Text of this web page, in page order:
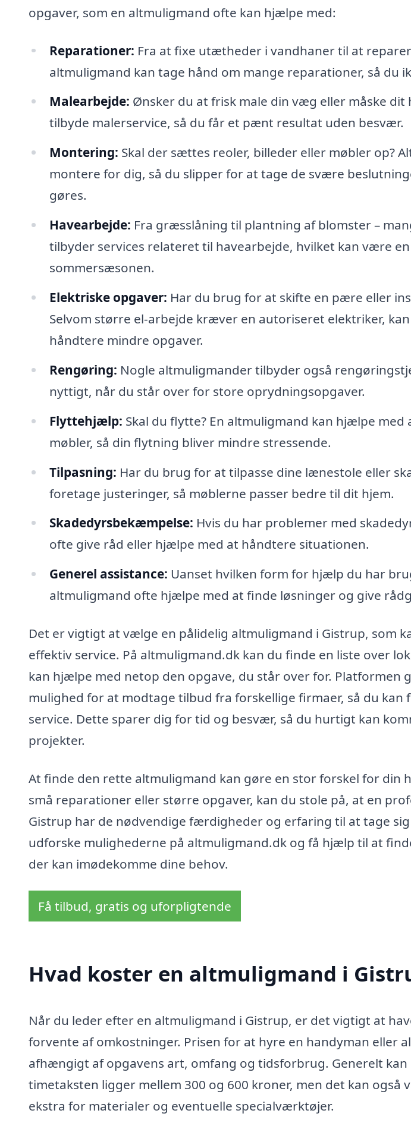
opgaver, som en altmuligmand ofte kan hjælpe med:
Reparationer: Fra at fixe utætheder i vandhaner til at
altmuligmand kan tage hånd om mange reparationer, så du
Malearbejde: Ønsker du at frisk male din væg eller måske dit
tilbyde malerservice, så du får et pænt resultat uden besvær.
Montering: Skal der sættes reoler, billeder eller møbler op?
montere for dig, så du slipper for at tage de svære
gøres.
Havearbejde: Fra græsslåning til plantning af blomster –
tilbyder services relateret til havearbejde, hvilket kan være
sommersæsonen.
Elektriske opgaver: Har du brug for at skifte en pære eller
Selvom større el-arbejde kræver en autoriseret elektriker,
håndtere mindre opgaver.
Rengøring: Nogle altmuligmander tilbyder også
nyttigt, når du står over for store oprydningsopgaver.
Flyttehjælp: Skal du flytte? En altmuligmand kan hjælpe
møbler, så din flytning bliver mindre stressende.
Tilpasning: Har du brug for at tilpasse dine lænestole eller
foretage justeringer, så møblerne passer bedre til dit hjem.
Skadedyrsbekæmpelse: Hvis du har problemer med
ofte give råd eller hjælpe med at håndtere situationen.
Generel assistance: Uanset hvilken form for hjælp du har
altmuligmand ofte hjælpe med at finde løsninger og give
Det er vigtigt at vælge en pålidelig altmuligmand i Gistrup, som
effektiv service. På altmuligmand.dk kan du finde en liste over
kan hjælpe med netop den opgave, du står over for. Platformen
mulighed for at modtage tilbud fra forskellige firmaer, så du kan
service. Dette sparer dig for tid og besvær, så du hurtigt kan
projekter.
At finde den rette altmuligmand kan gøre en stor forskel for din
små reparationer eller større opgaver, kan du stole på, at en
Gistrup har de nødvendige færdigheder og erfaring til at tage
udforske mulighederne på altmuligmand.dk og få hjælp til at
der kan imødekomme dine behov.
Få tilbud, gratis og uforpligtende
Hvad koster en altmuligmand i
Når du leder efter en altmuligmand i Gistrup, er det vigtigt at
forvente af omkostninger. Prisen for at hyre en handyman eller
afhængigt af opgavens art, omfang og tidsforbrug. Generelt
timetaksten ligger mellem 300 og 600 kroner, men det kan
ekstra for materialer og eventuelle specialværktøjer.